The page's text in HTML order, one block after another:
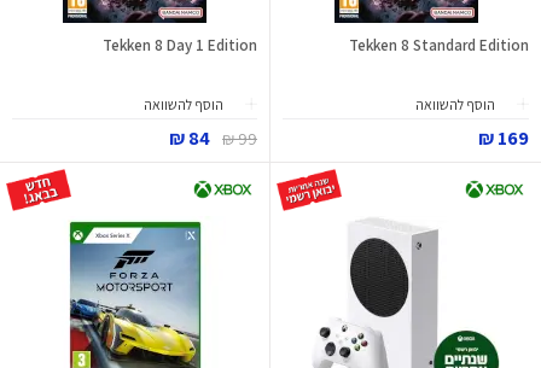
Tekken 8 Standard Edition
הוסף להשוואה
169 ₪
Tekken 8 Day 1 Edition
הוסף להשוואה
99 ₪
84 ₪